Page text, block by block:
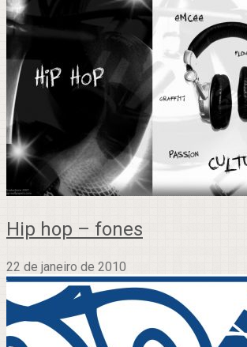
Hip hop – fones
22 de janeiro de 2010